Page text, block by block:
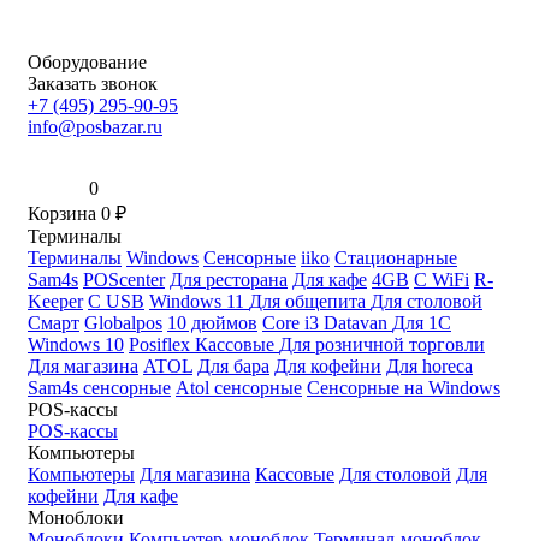
Оборудование
Заказать звонок
+7 (495) 295-90-95
info@posbazar.ru
0
Корзина 0 ₽
Терминалы
Терминалы Windows Сенсорные iiko Стационарные
Sam4s POScenter Для ресторана Для кафе 4GB С WiFi R-
Keeper С USB Windows 11 Для общепита Для столовой
Смарт Globalpos 10 дюймов Core i3 Datavan Для 1С
Windows 10 Posiflex Кассовые Для розничной торговли
Для магазина ATOL Для бара Для кофейни Для horeca
Sam4s сенсорные Atol сенсорные Сенсорные на Windows
POS-кассы
POS-кассы
Компьютеры
Компьютеры Для магазина Кассовые Для столовой Для
кофейни Для кафе
Моноблоки